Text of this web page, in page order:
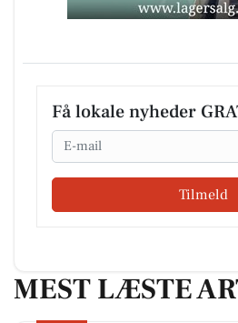
Få lokale nyheder
Email
Tilmeld
MEST LÆSTE